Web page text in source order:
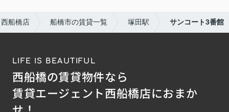
船橋店 船橋市の賃貸一覧 塚田駅 サンコート3番館
LIFE IS BEAUTIFUL
西船橋の賃貸物件なら
賃貸エージェント西船橋店におまか